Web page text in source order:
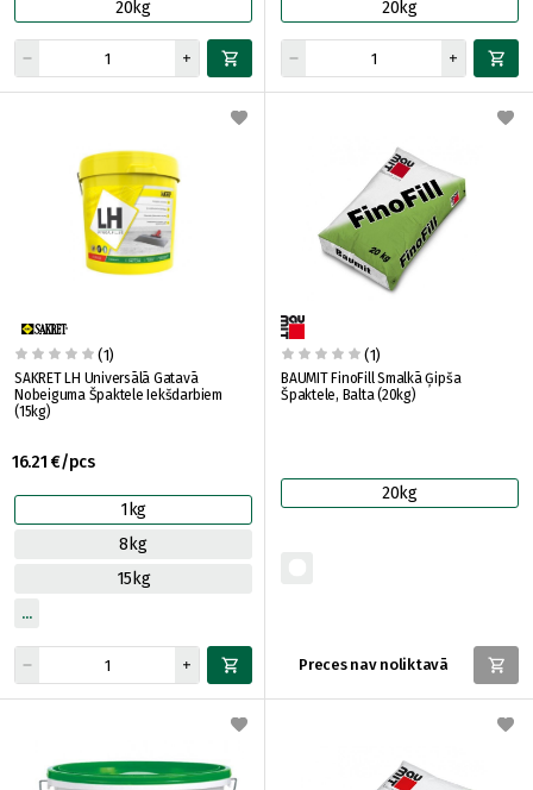
20kg 20kg
(1)
SAKRET LH Universālā Gatavā
Nobeiguma Špaktele Iekšdarbiem
(15kg)
16.21 €/pcs
1kg
8kg
15kg
(1)
BAUMIT FinoFill Smalkā Ģipša
Špaktele, Balta (20kg)
20kg
Preces nav noliktavā